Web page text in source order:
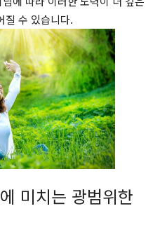
질 수 있습니다.
미치는 광범위한